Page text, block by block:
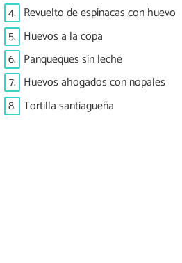
4. Revuelto de espinacas con huevo
5. Huevos a la copa
6. Panqueques sin leche
7. Huevos ahogados con nopales
8. Tortilla santiagueña